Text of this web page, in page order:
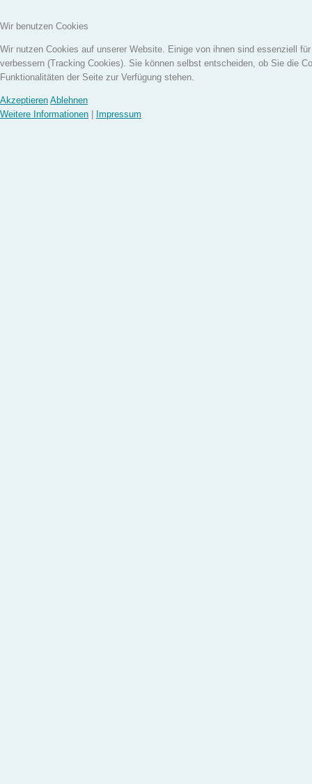
Wir benutzen Cookies
Wir nutzen Cookies auf unserer Website. Einige von ihnen sind essenziell
verbessern (Tracking Cookies). Sie können selbst entscheiden, ob Sie die
Funktionalitäten der Seite zur Verfügung stehen.
Akzeptieren Ablehnen
Weitere Informationen
Impressum